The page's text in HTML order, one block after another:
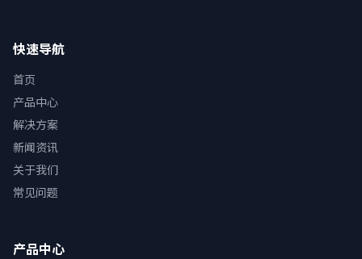
快速导航
首页
产品中心
解决方案
新闻资讯
关于我们
常见问题
产品中心